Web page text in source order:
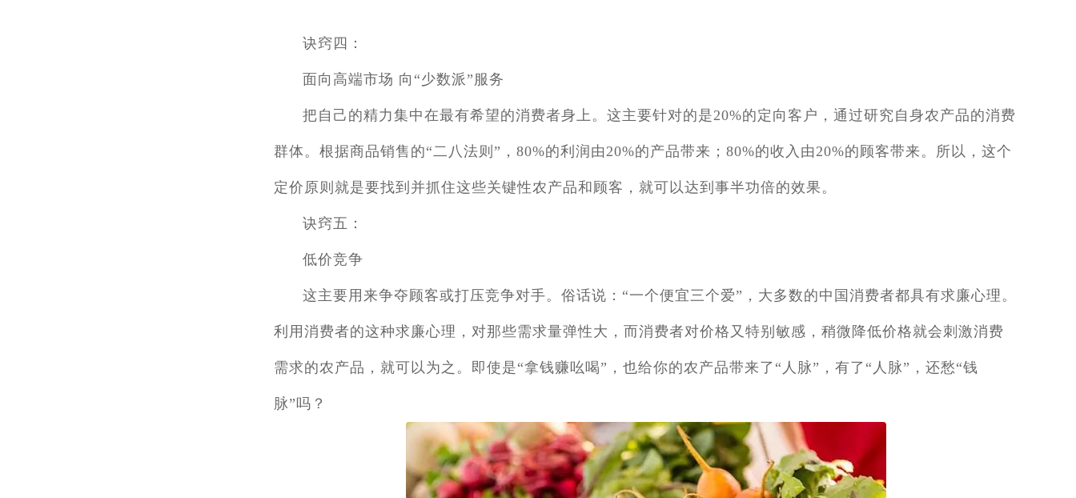
诀窍四：
面向高端市场 向“少数派”服务
把自己的精力集中在最有希望的消费者身上。这主要针对的是20%的定向客户，通过研究自身农产品的消费
群体。根据商品销售的“二八法则”，80%的利润由20%的产品带来；80%的收入由20%的顾客带来。所以，这个
定价原则就是要找到并抓住这些关键性农产品和顾客，就可以达到事半功倍的效果。
诀窍五：
低价竞争
这主要用来争夺顾客或打压竞争对手。俗话说：“一个便宜三个爱”，大多数的中国消费者都具有求廉心理。
利用消费者的这种求廉心理，对那些需求量弹性大，而消费者对价格又特别敏感，稍微降低价格就会刺激消费
需求的农产品，就可以为之。即使是“拿钱赚吆喝”，也给你的农产品带来了“人脉”，有了“人脉”，还愁“钱
脉”吗？